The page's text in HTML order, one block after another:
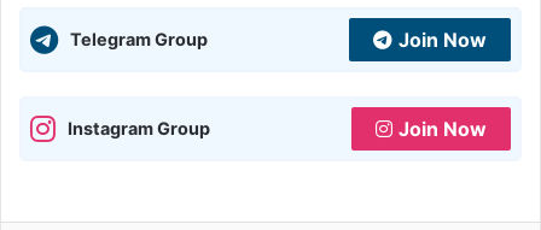
Telegram Group Join Now
Instagram Group Join Now